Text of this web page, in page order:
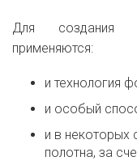
Для создания
применяются:
и технология
и особый
и в некоторых
полотна, за